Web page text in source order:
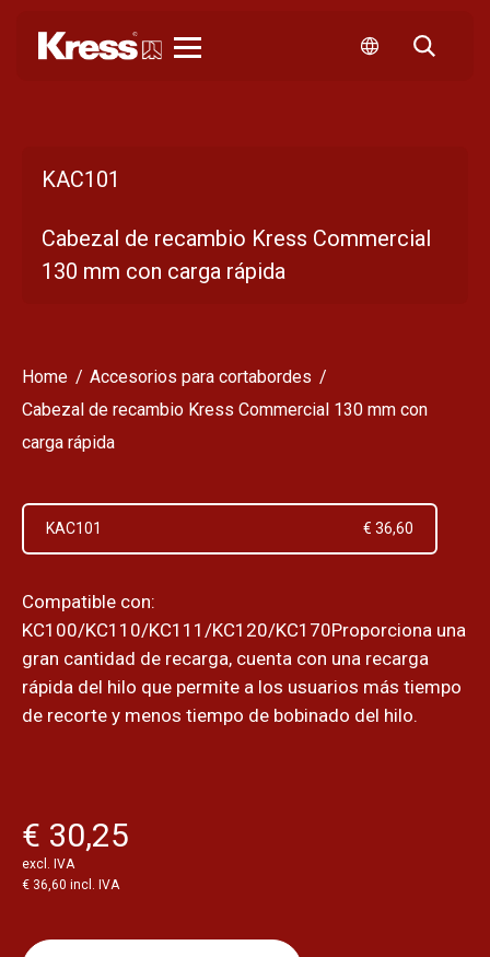
KAC101
Cabezal de recambio Kress Commercial
130 mm con carga rápida
Home
Accesorios para cortabordes
Cabezal de recambio Kress Commercial 130 mm con
carga rápida
KAC101 € 36,60
Compatible con:
KC100/KC110/KC111/KC120/KC170Proporciona una
gran cantidad de recarga, cuenta con una recarga
rápida del hilo que permite a los usuarios más tiempo
de recorte y menos tiempo de bobinado del hilo.
€ 30,25
excl. IVA
€ 36,60 incl. IVA